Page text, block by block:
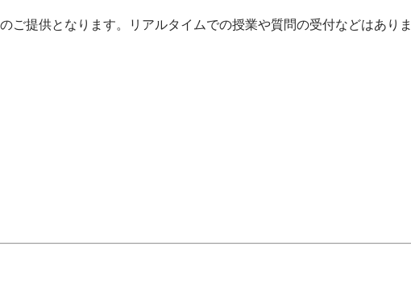
ご提供となります。リアルタイムでの授業や質問の受付などはあり